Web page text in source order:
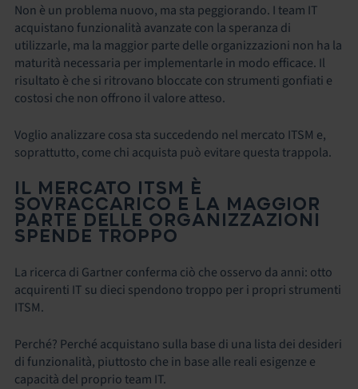
Non è un problema nuovo, ma sta peggiorando. I team IT
acquistano funzionalità avanzate con la speranza di
utilizzarle, ma la maggior parte delle organizzazioni non ha la
maturità necessaria per implementarle in modo efficace. Il
risultato è che si ritrovano bloccate con strumenti gonfiati e
costosi che non offrono il valore atteso.
Voglio analizzare cosa sta succedendo nel mercato ITSM e,
soprattutto, come chi acquista può evitare questa trappola.
IL MERCATO ITSM È
SOVRACCARICO E LA MAGGIOR
PARTE DELLE ORGANIZZAZIONI
SPENDE TROPPO
La ricerca di Gartner conferma ciò che osservo da anni: otto
acquirenti IT su dieci spendono troppo per i propri strumenti
ITSM.
Perché? Perché acquistano sulla base di una lista dei desideri
di funzionalità, piuttosto che in base alle reali esigenze e
capacità del proprio team IT.